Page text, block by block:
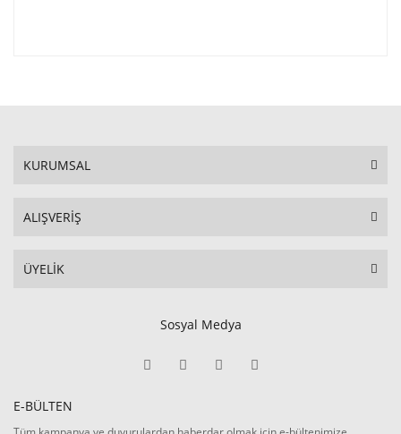
KURUMSAL
ALIŞVERİŞ
ÜYELİK
Sosyal Medya
E-BÜLTEN